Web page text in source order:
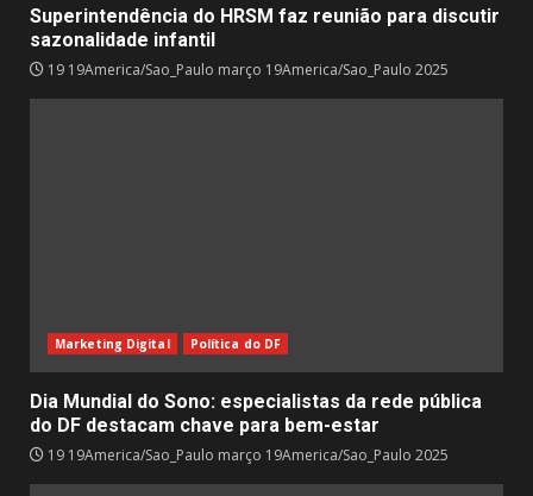
Superintendência do HRSM faz reunião para discutir
sazonalidade infantil
19 19America/Sao_Paulo março 19America/Sao_Paulo 2025
Marketing Digital Política do DF
Dia Mundial do Sono: especialistas da rede pública
do DF destacam chave para bem-estar
19 19America/Sao_Paulo março 19America/Sao_Paulo 2025